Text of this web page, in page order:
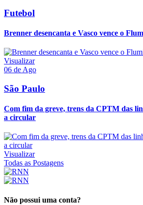
Futebol
Brenner desencanta e Vasco vence o
Visualizar
06 de Ago
São Paulo
Com fim da greve, trens da CPTM das
a circular
Visualizar
Todas as Postagens
Não possui uma conta?